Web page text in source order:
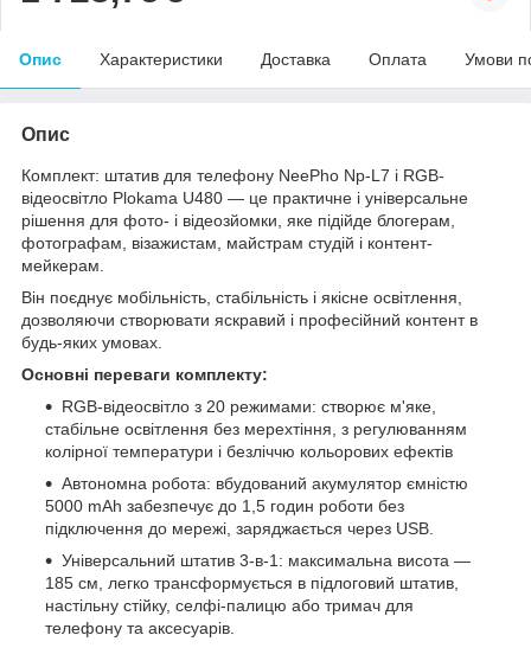
Опис Характеристики Доставка Оплата Умови
Опис
Комплект: штатив для телефону NeePho Np-L7 і RGB-
відеосвітло Plokama U480 — це практичне і універсальне
рішення для фото- і відеозйомки, яке підійде блогерам,
фотографам, візажистам, майстрам студій і контент-
мейкерам.
Він поєднує мобільність, стабільність і якісне освітлення,
дозволяючи створювати яскравий і професійний контент в
будь-яких умовах.
Основні переваги комплекту:
RGB-відеосвітло з 20 режимами: створює м'яке,
стабільне освітлення без мерехтіння, з регулюванням
колірної температури і безліччю кольорових ефектів
Автономна робота: вбудований акумулятор ємністю
5000 mAh забезпечує до 1,5 годин роботи без
підключення до мережі, заряджається через USB.
Універсальний штатив 3-в-1: максимальна висота —
185 см, легко трансформується в підлоговий штатив,
настільну стійку, селфі-палицю або тримач для
телефону та аксесуарів.